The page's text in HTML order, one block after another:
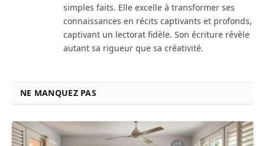
simples faits. Elle excelle à transformer ses
connaissances en récits captivants et profonds,
captivant un lectorat fidèle. Son écriture révèle
autant sa rigueur que sa créativité.
NE MANQUEZ PAS